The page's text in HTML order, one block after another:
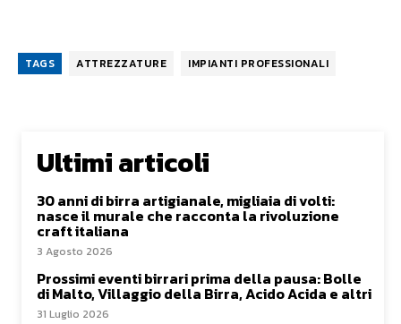
TAGS ATTREZZATURE IMPIANTI PROFESSIONALI
Ultimi articoli
30 anni di birra artigianale, migliaia di volti:
nasce il murale che racconta la rivoluzione
craft italiana
3 Agosto 2026
Prossimi eventi birrari prima della pausa: Bolle
di Malto, Villaggio della Birra, Acido Acida e altri
31 Luglio 2026